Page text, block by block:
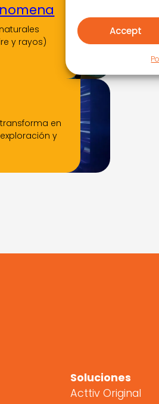
Accept
y rayos)
en
y
Soluciones
Acttiv Original